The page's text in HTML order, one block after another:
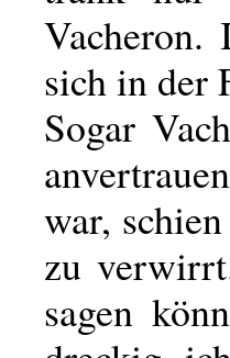
Vacheron.
sich in der
Sogar
war,
zu
sagen